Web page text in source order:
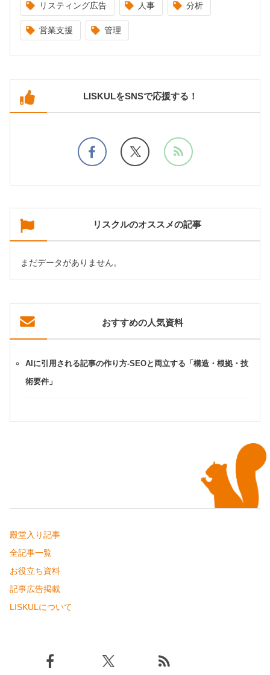
リスティング広告 人事 分析
営業支援 管理
LISKULをSNSで応援する！
リスクルのオススメの記事
まだデータがありません。
おすすめの人気資料
AIに引用される記事の作り方-SEOと両立する「構造・根拠・技
術要件」
殿堂入り記事
全記事一覧
お役立ち資料
記事広告掲載
LISKULについて